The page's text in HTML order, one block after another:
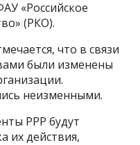
«Российское
(РКО).
что в связи
были изменены
неизменными.
РРР будут
их действия,